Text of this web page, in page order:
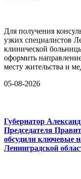
Для получения
узких специалистов
клинической
оформить
месту жительства и
05-08-2026
Губернатор
Председателя
обсудили ключевые
Ленинградской